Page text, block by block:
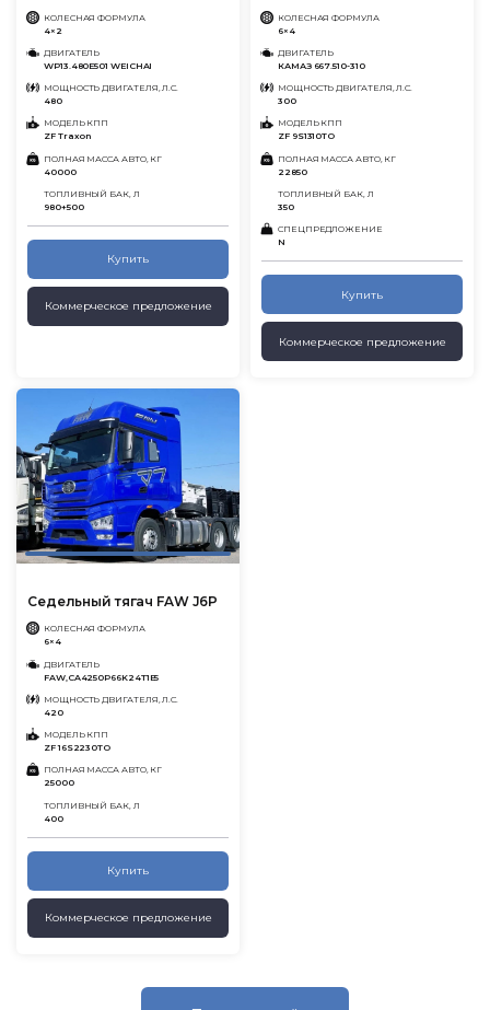
КОЛЕСНАЯ ФОРМУЛА
4×2
ДВИГАТЕЛЬ
WP13.480E501 WEICHAI
МОЩНОСТЬ ДВИГАТЕЛЯ, Л.С.
480
МОДЕЛЬ КПП
ZF Traxon
ПОЛНАЯ МАССА АВТО, КГ
40000
ТОПЛИВНЫЙ БАК, Л
980+500
Купить
Коммерческое предложение
КОЛЕСНАЯ ФОРМУЛА
6×4
ДВИГАТЕЛЬ
КАМАЗ 667.510-310
МОЩНОСТЬ ДВИГАТЕЛЯ, Л.С.
300
МОДЕЛЬ КПП
ZF 9S1310TO
ПОЛНАЯ МАССА АВТО, КГ
22850
ТОПЛИВНЫЙ БАК, Л
350
СПЕЦПРЕДЛОЖЕНИЕ
N
Купить
Коммерческое предложение
Седельный тягач FAW J6P
КОЛЕСНАЯ ФОРМУЛА
6×4
ДВИГАТЕЛЬ
FAW,CA4250P66K24T1E5
МОЩНОСТЬ ДВИГАТЕЛЯ, Л.С.
420
МОДЕЛЬ КПП
ZF 16S2230TO
ПОЛНАЯ МАССА АВТО, КГ
25000
ТОПЛИВНЫЙ БАК, Л
400
Купить
Коммерческое предложение